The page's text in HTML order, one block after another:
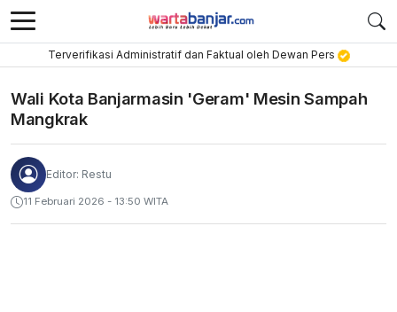
Terverifikasi Administratif dan Faktual oleh Dewan Pers
Wali Kota Banjarmasin 'Geram' Mesin Sampah
Mangkrak
Editor: Restu
11 Februari 2026 - 13:50 WITA